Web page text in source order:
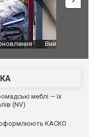
легендарного
меблі — їх
(NV)
оформлюють КАСКО